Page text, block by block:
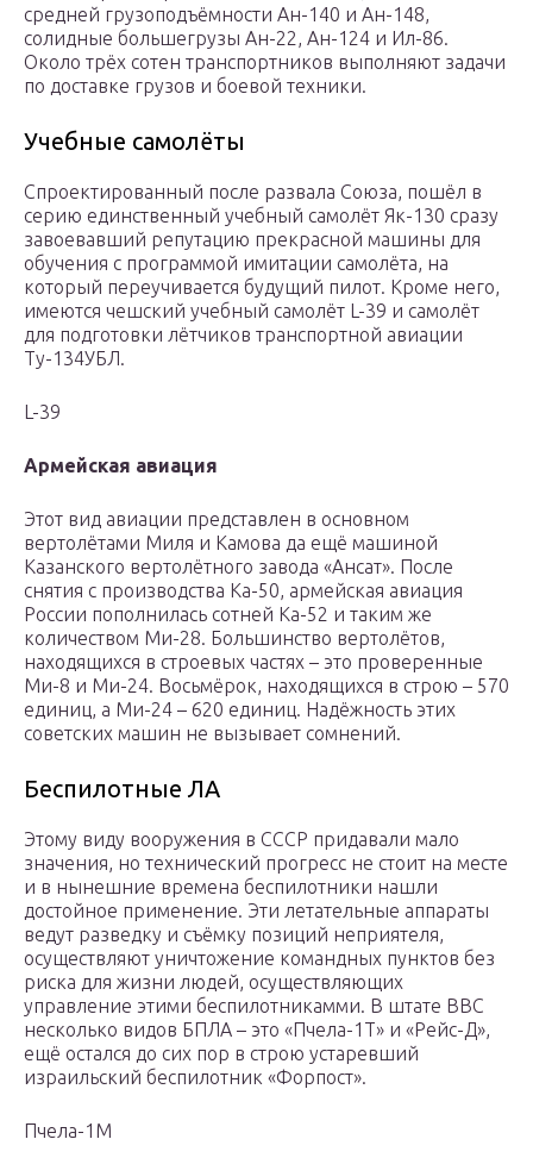
средней грузоподъёмности Ан-140 и Ан-148,
солидные большегрузы Ан-22, Ан-124 и Ил-86.
Около трёх сотен транспортников выполняют задачи
по доставке грузов и боевой техники.
Учебные самолёты
Спроектированный после развала Союза, пошёл в
серию единственный учебный самолёт Як-130 сразу
завоевавший репутацию прекрасной машины для
обучения с программой имитации самолёта, на
который переучивается будущий пилот. Кроме него,
имеются чешский учебный самолёт L-39 и самолёт
для подготовки лётчиков транспортной авиации
Ту-134УБЛ.
L-39
Армейская авиация
Этот вид авиации представлен в основном
вертолётами Миля и Камова да ещё машиной
Казанского вертолётного завода «Ансат». После
снятия с производства Ка-50, армейская авиация
России пополнилась сотней Ка-52 и таким же
количеством Ми-28. Большинство вертолётов,
находящихся в строевых частях – это проверенные
Ми-8 и Ми-24. Восьмёрок, находящихся в строю – 570
единиц, а Ми-24 – 620 единиц. Надёжность этих
советских машин не вызывает сомнений.
Беспилотные ЛА
Этому виду вооружения в СССР придавали мало
значения, но технический прогресс не стоит на месте
и в нынешние времена беспилотники нашли
достойное применение. Эти летательные аппараты
ведут разведку и съёмку позиций неприятеля,
осуществляют уничтожение командных пунктов без
риска для жизни людей, осуществляющих
управление этими беспилотникамми. В штате ВВС
несколько видов БПЛА – это «Пчела-1Т» и «Рейс-Д»,
ещё остался до сих пор в строю устаревший
израильский беспилотник «Форпост».
Пчела-1М